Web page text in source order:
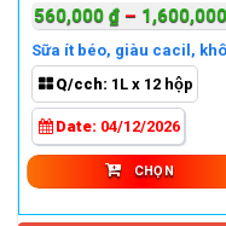
560,000 ₫ – 1,600,000
Sữa ít béo, giàu cacil,
Q/cch: 1L x 12 hộp
Date: 04/12/2026
CHỌN
có
nhiều
biến
thể.
Các
tùy
chọn
có
thể